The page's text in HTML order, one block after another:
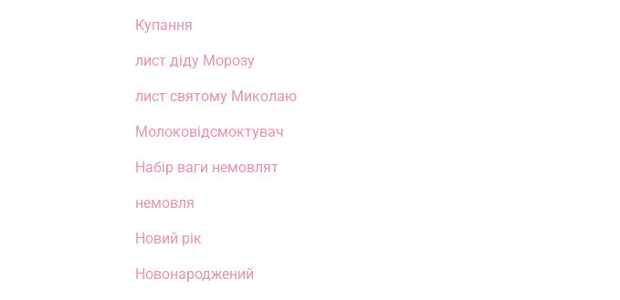
Купання
лист діду Морозу
лист святому Миколаю
Молоковідсмоктувач
Набір ваги немовлят
немовля
Новий рік
Новонароджений